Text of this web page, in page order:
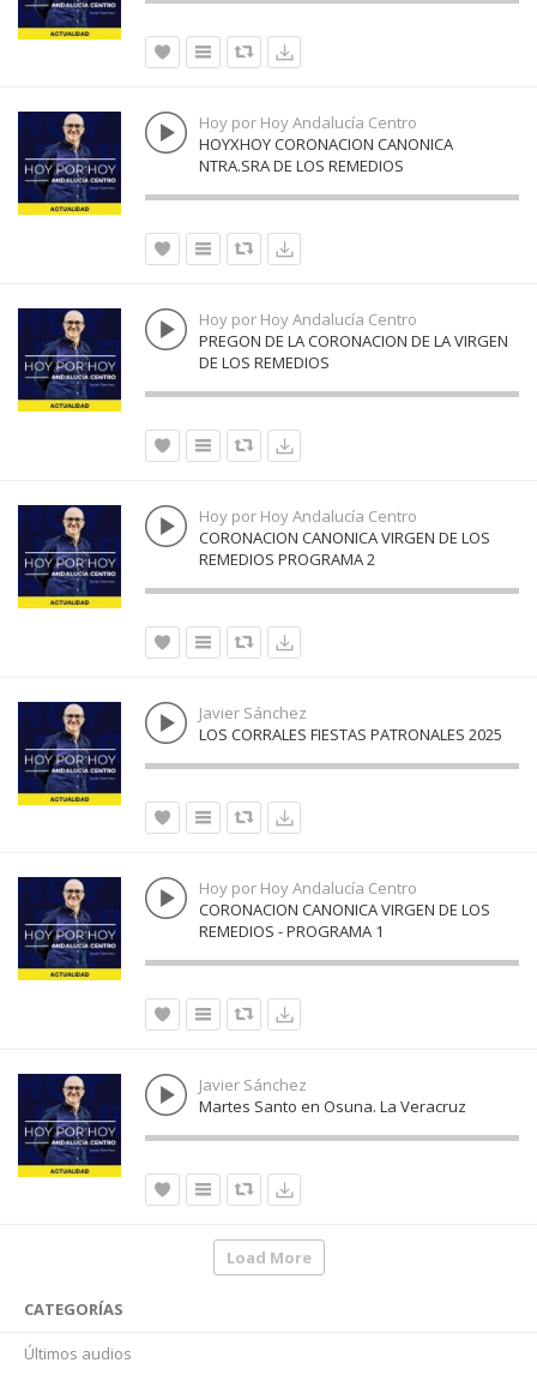
Hoy por Hoy Andalucía Centro
HOYXHOY CORONACION CANONICA
NTRA.SRA DE LOS REMEDIOS
Hoy por Hoy Andalucía Centro
PREGON DE LA CORONACION DE LA VIRGEN
DE LOS REMEDIOS
Hoy por Hoy Andalucía Centro
CORONACION CANONICA VIRGEN DE LOS
REMEDIOS PROGRAMA 2
Javier Sánchez
LOS CORRALES FIESTAS PATRONALES 2025
Hoy por Hoy Andalucía Centro
CORONACION CANONICA VIRGEN DE LOS
REMEDIOS - PROGRAMA 1
Javier Sánchez
Martes Santo en Osuna. La Veracruz
Load More
CATEGORÍAS
Últimos audios